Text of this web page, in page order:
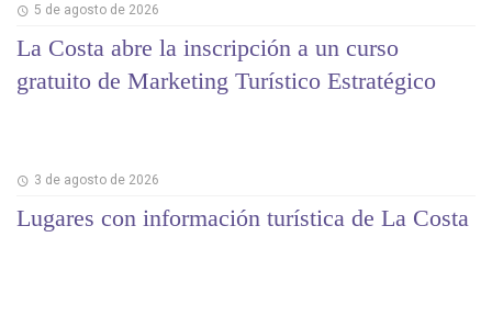
5 de agosto de 2026
La Costa abre la inscripción a un curso
gratuito de Marketing Turístico Estratégico
3 de agosto de 2026
Lugares con información turística de La Costa